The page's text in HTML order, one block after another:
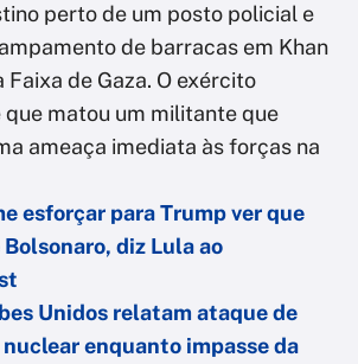
perto de um posto policial e
de barracas em Khan
Faixa de Gaza. O exército
que matou um militante que
ameaça imediata às forças na
esforçar para Trump ver que
diz Lula ao
Unidos relatam ataque de
enquanto impasse da